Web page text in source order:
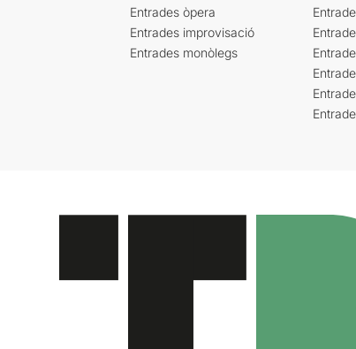
Entrades òpera
Entrades improvisació
Entrades monòlegs